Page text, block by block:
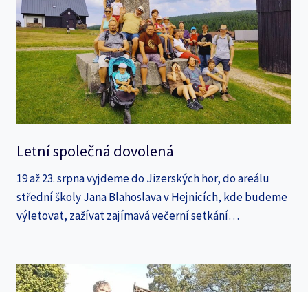
Letní společná dovolená
19 až 23. srpna vyjdeme do Jizerských hor, do areálu
střední školy Jana Blahoslava v Hejnicích, kde budeme
výletovat, zažívat zajímavá večerní setkání…